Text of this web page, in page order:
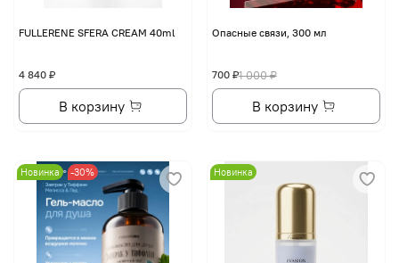
FULLERENE SFERA CREAM 40ml
4 840 ₽
В корзину
Опасные связи, 300 мл
1 000 ₽
700 ₽
В корзину
Новинка -30% Новинка